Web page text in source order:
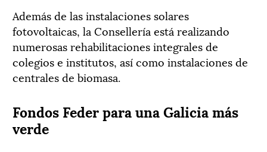
Además de las instalaciones solares
fotovoltaicas, la Consellería está realizando
numerosas rehabilitaciones integrales de
colegios e institutos, así como instalaciones de
centrales de biomasa.
Fondos Feder para una Galicia más
verde